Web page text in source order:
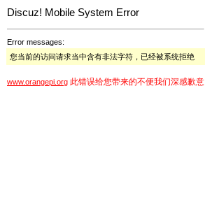
Discuz! Mobile System Error
Error messages:
您当前的访问请求当中含有非法字符，已经被系统拒绝
www.orangepi.org 此错误给您带来的不便我们深感歉意